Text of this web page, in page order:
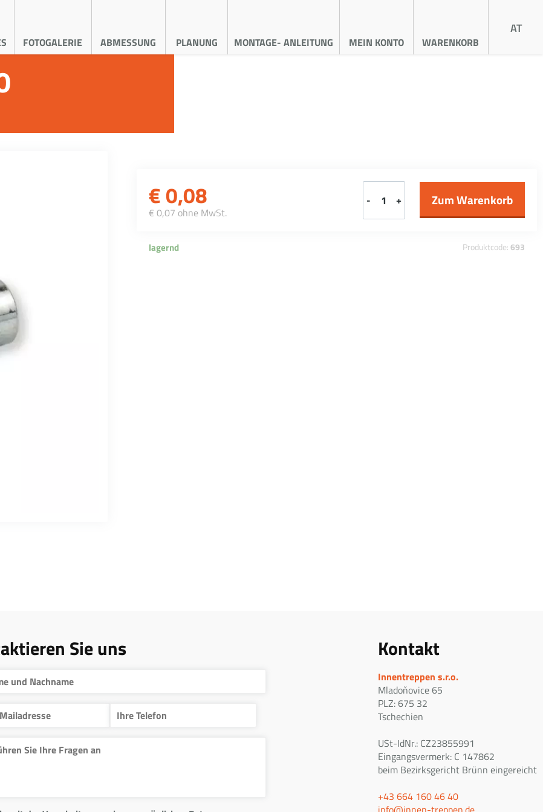
FOTOGALERIE ABMESSUNG PLANUNG MONTAGE- ANLEITUNG MEIN KONTO WARENKORB
AT
€0,08
€ 0,07 ohne MwSt.
- +
lagernd Produktcode: 693
Sie uns Kontakt
Innentreppen s.r.o.
Mladoňovice 65
PLZ: 675 32
Tschechien
USt-IdNr.: CZ23855991
Eingangsvermerk: C 147862
beim Bezirksgericht Brünn eingereicht
+43 664 160 46 40